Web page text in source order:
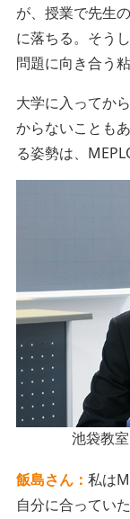
が、授業で先生
に落ちる。そう
問題に向き合う
大学に入ってか
からないことも
る姿勢は、
池袋教
飯島さん： 私は
自分に合ってい